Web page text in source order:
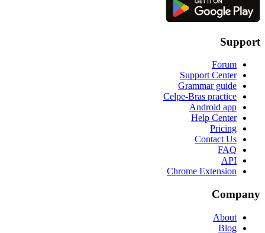
Support
Forum
Support Center
Grammar guide
Celpe-Bras practice
Android app
Help Center
Pricing
Contact Us
FAQ
API
Chrome Extension
Company
About
Blog